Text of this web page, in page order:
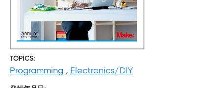
TOPICS
Programming , Electronics/DIY